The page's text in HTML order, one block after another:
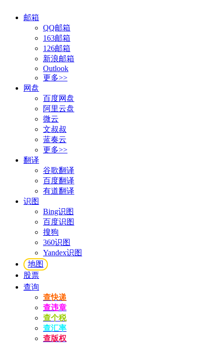
邮箱
QQ邮箱
163邮箱
126邮箱
新浪邮箱
Outlook
更多>>
网盘
百度网盘
阿里云盘
微云
文叔叔
蓝奏云
更多>>
翻译
谷歌翻译
百度翻译
有道翻译
识图
Bing识图
百度识图
搜狗
360识图
Yandex识图
地图
股票
查询
查快递
查违章
查个税
查汇率
查版权